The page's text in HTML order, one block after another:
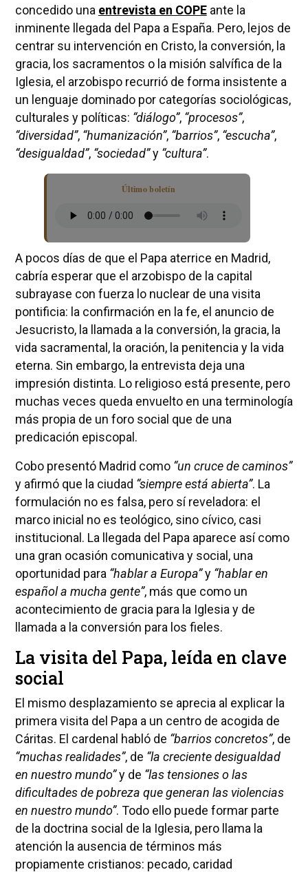
concedido una entrevista en COPEante la
inminente llegada del Papa a España. Pero, lejos de
centrar su intervención en Cristo, la conversión, la
gracia, los sacramentos o la misión salvífica de la
Iglesia, el arzobispo recurrió de forma insistente a
un lenguaje dominado por categorías sociológicas,
culturales y políticas: “diálogo”, “procesos”,
“diversidad”, “humanización”, “barrios”, “escucha”,
“desigualdad”, “sociedad”y “cultura”.
Último boletín
A pocos días de que el Papa aterrice en Madrid,
cabría esperar que el arzobispo de la capital
subrayase con fuerza lo nuclear de una visita
pontificia: la confirmación en la fe, el anuncio de
Jesucristo, la llamada a la conversión, la gracia, la
vida sacramental, la oración, la penitencia y la vida
eterna. Sin embargo, la entrevista deja una
impresión distinta. Lo religioso está presente, pero
muchas veces queda envuelto en una terminología
más propia de un foro social que de una
predicación episcopal.
Cobo presentó Madrid como “un cruce de caminos”
y afirmó que la ciudad “siempre está abierta”. La
formulación no es falsa, pero sí reveladora: el
marco inicial no es teológico, sino cívico, casi
institucional. La llegada del Papa aparece así como
una gran ocasión comunicativa y social, una
oportunidad para “hablar a Europa”y “hablar en
español a mucha gente”, más que como un
acontecimiento de gracia para la Iglesia y de
llamada a la conversión para los fieles.
La visita del Papa, leída en clave
social
El mismo desplazamiento se aprecia al explicar la
primera visita del Papa a un centro de acogida de
Cáritas. El cardenal habló de “barrios concretos”, de
“muchas realidades”, de “la creciente desigualdad
en nuestro mundo”y de “las tensiones o las
dificultades de pobreza que generan las violencias
en nuestro mundo”. Todo ello puede formar parte
de la doctrina social de la Iglesia, pero llama la
atención la ausencia de términos más
propiamente cristianos: pecado, caridad